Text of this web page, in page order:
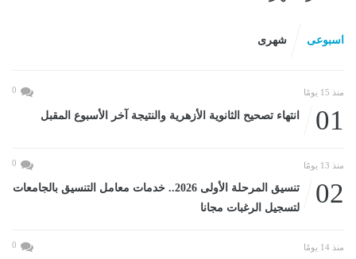
اسبوعى شهرى
منذ 15 يومًا 0
01 انتهاء تصحيح الثانوية الأزهرية والنتيجة آخر الأسبوع المقبل
منذ 13 يومًا 0
02
تنسيق المرحلة الأولى 2026.. خدمات معامل التنسيق بالجامعات
لتسجيل الرغبات مجانا
منذ 14 يومًا 0